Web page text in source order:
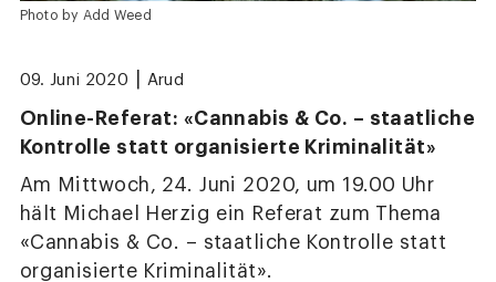
Photo by Add Weed
09. Juni 2020 Arud
Online-Referat: «Cannabis & Co. – staatliche
Kontrolle statt organisierte Kriminalität»
Am Mittwoch, 24. Juni 2020, um 19.00 Uhr
hält Michael Herzig ein Referat zum Thema
«Cannabis & Co. – staatliche Kontrolle statt
organisierte Kriminalität».